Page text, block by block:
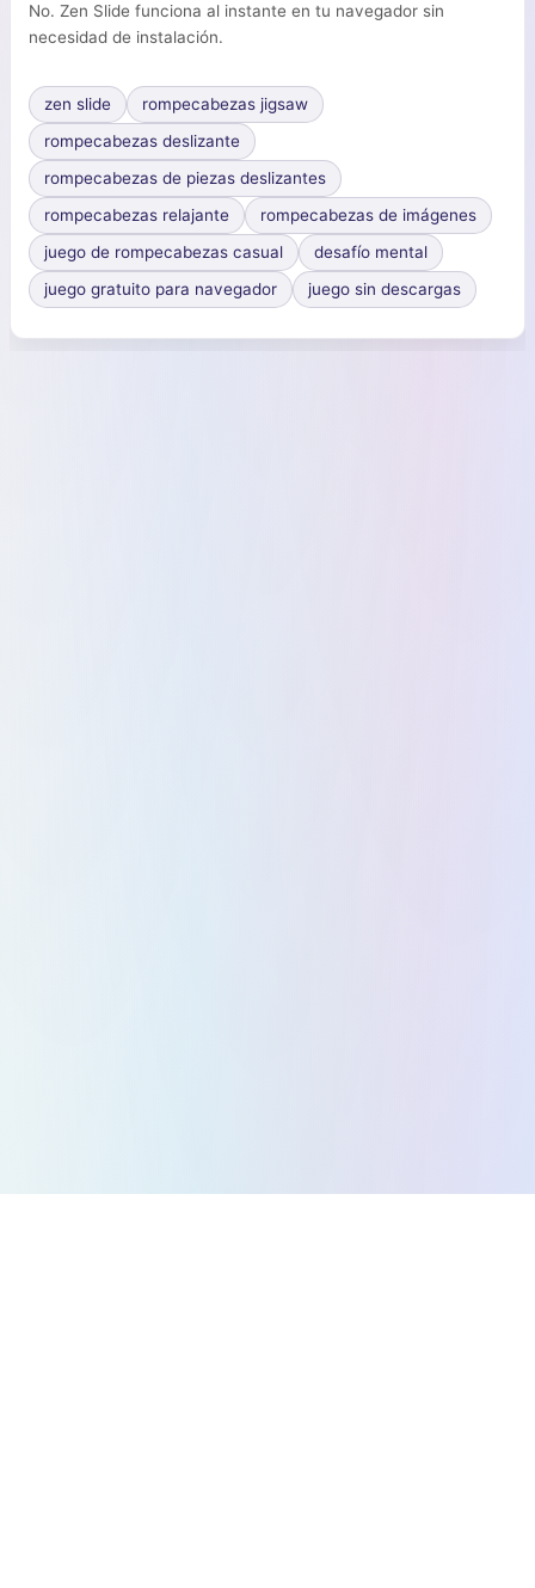
No. Zen Slide funciona al instante en tu navegador sin
necesidad de instalación.
zen slide
rompecabezas jigsaw
rompecabezas deslizante
rompecabezas de piezas deslizantes
rompecabezas relajante
rompecabezas de imágenes
juego de rompecabezas casual
desafío mental
juego gratuito para navegador
juego sin descargas